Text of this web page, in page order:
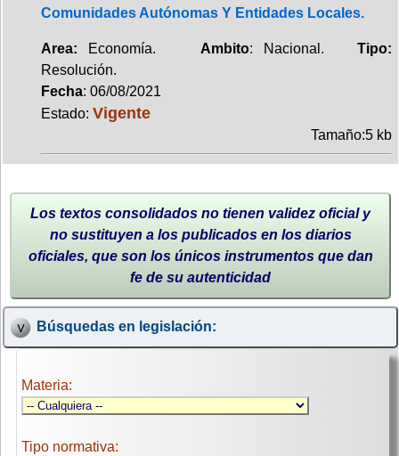
Comunidades Autónomas Y Entidades Locales.
Area: Economía. Ambito: Nacional.Tipo:
Resolución.
Fecha: 06/08/2021
Estado: Vigente
Tamaño:5 kb
Los textos consolidados no tienen validez oficial y
no sustituyen a los publicados en los diarios
oficiales, que son los únicos instrumentos que dan
fe de su autenticidad
Búsquedas en legislación:
Materia:
Tipo normativa: